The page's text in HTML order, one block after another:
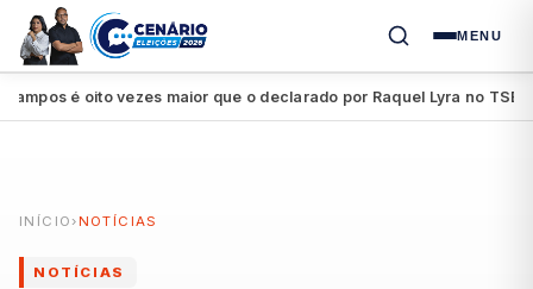
MENU
é oito vezes maior que o declarado por Raquel Lyra no TSE ●
INÍCIO › NOTÍCIAS
NOTÍCIAS